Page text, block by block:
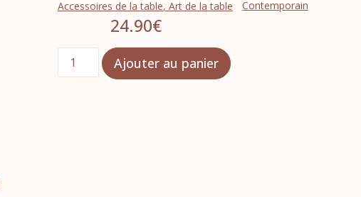
Accessoires de la table, Art de la table Contemporain
24.90€
Ajouter au panier